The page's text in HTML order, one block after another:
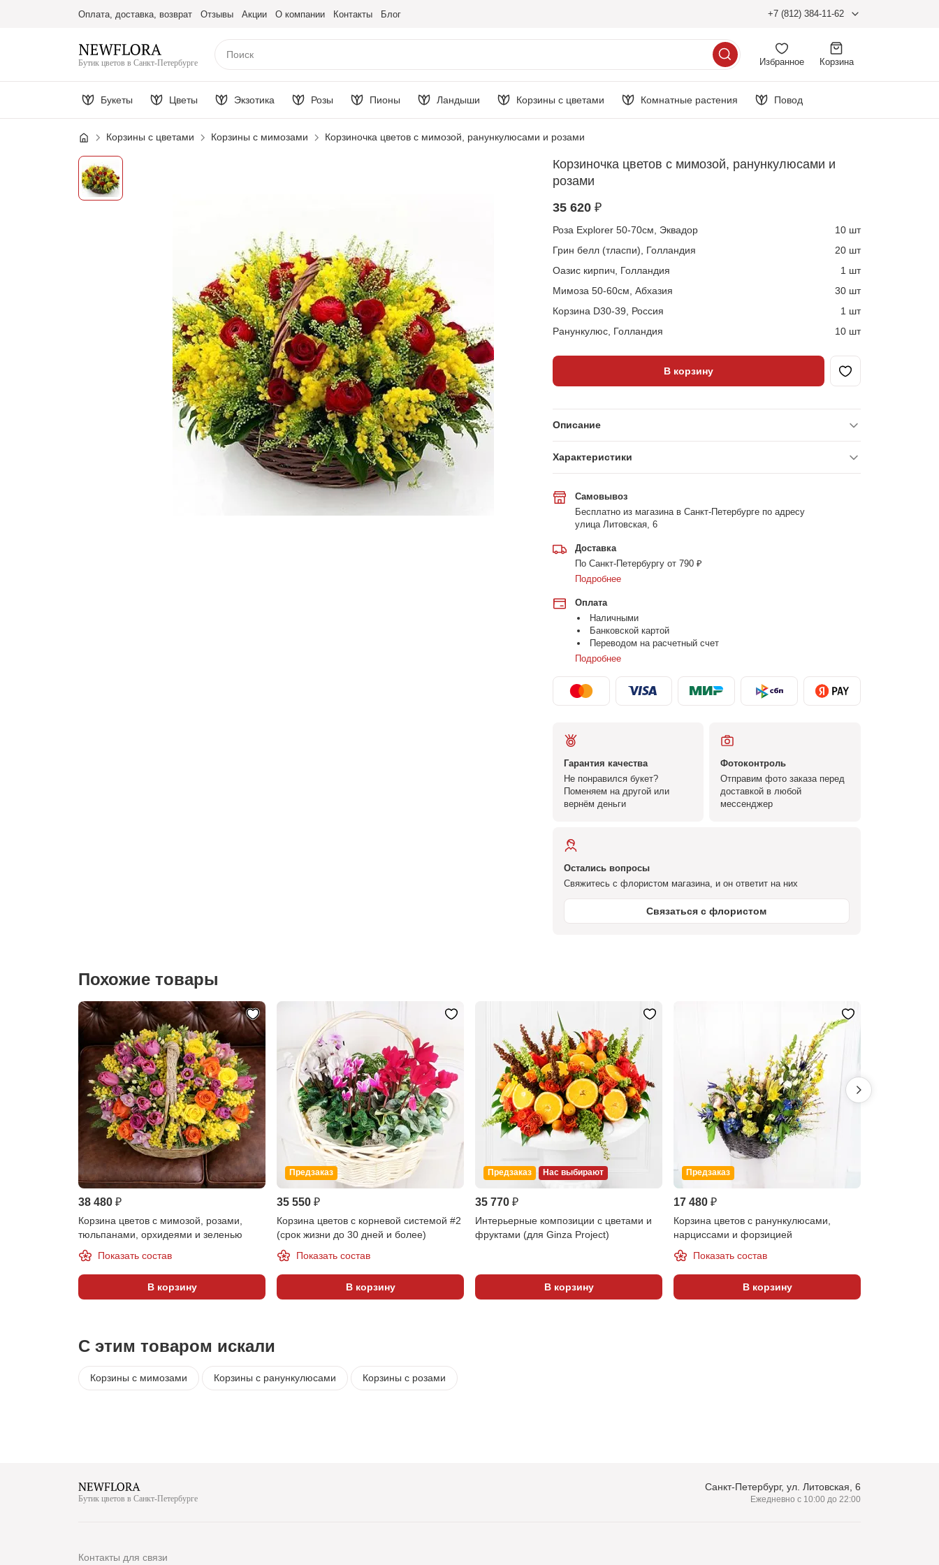
Оплата, доставка, возврат Отзывы Акции О компании Контакты Блог +7 (812) 384-11-62
Бутик цветов в Санкт-Петербурге Избранное Корзина
Букеты Цветы Экзотика Розы Пионы Ландыши Корзины с цветами Комнатные растения Повод
Корзины с цветами Корзины с мимозами Корзиночка цветов с мимозой, ранункулюсами и розами
Корзиночка цветов с мимозой, ранункулюсами и
розами
35 620 ₽
Роза Explorer 50-70см, Эквадор
10 шт
Грин белл (тласпи), Голландия
20 шт
Оазис кирпич, Голландия
1 шт
Мимоза 50-60см, Абхазия
30 шт
Корзина D30-39, Россия
1 шт
Ранункулюс, Голландия
10 шт
В корзину
Описание
Характеристики
Самовывоз
Бесплатно из магазина в Санкт-Петербурге по адресу
улица Литовская, 6
Доставка
По Санкт-Петербургу от 790 ₽
Подробнее
Оплата
Наличными
Банковской картой
Переводом на расчетный счет
Подробнее
Гарантия качества
Не понравился букет?
Поменяем на другой или
вернём деньги
Фотоконтроль
Отправим фото заказа перед
доставкой в любой
мессенджер
Остались вопросы
Свяжитесь с флористом магазина, и он ответит на них
Связаться с флористом
Похожие товары
38 480 ₽
Корзина цветов с мимозой, розами,
тюльпанами, орхидеями и зеленью
Показать состав
В корзину
Предзаказ
35 550 ₽
Корзина цветов с корневой системой #2
(срок жизни до 30 дней и более)
Показать состав
В корзину
Предзаказ Нас выбирают
35 770 ₽
Интерьерные композиции с цветами и
фруктами (для Ginza Project)
В корзину
Предзаказ
17 480 ₽
Корзина цветов с ранункулюсами,
нарциссами и форзицией
Показать состав
В корзину
С этим товаром искали
Корзины с мимозами Корзины с ранункулюсами Корзины с розами
Бутик цветов в Санкт-Петербурге
Санкт-Петербург, ул. Литовская, 6
Ежедневно с 10:00 до 22:00
Контакты для связи